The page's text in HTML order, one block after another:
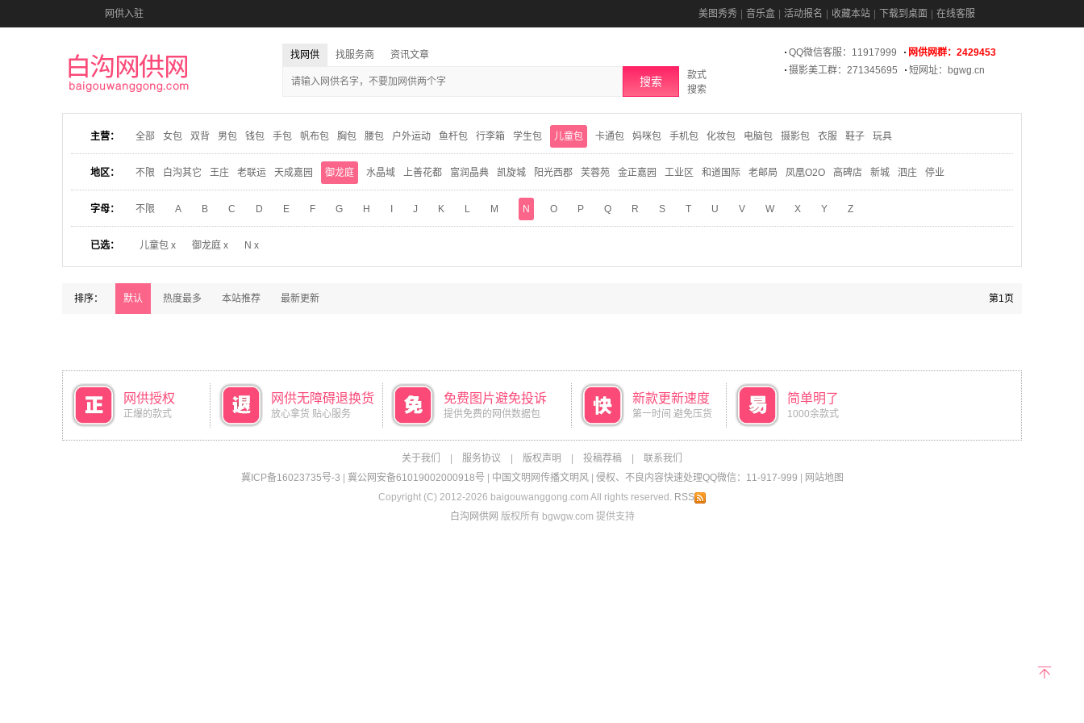
网供入驻 美图秀秀 音乐盒 活动报名 收藏本站 下载到桌面 在线客服
找网供 找服务商 资讯文章
搜索
款式
搜索
QQ微信客服：11917999
网供网群：2429453
摄影美工群：271345695
短网址：bgwg.cn
主营： 全部 女包 双背 男包 钱包 手包 帆布包 胸包 腰包 户外运动 鱼杆包 行李箱 学生包 儿童包 卡通包 妈咪包 手机包 化妆包 电脑包 摄影包 衣服 鞋子 玩具
地区： 不限 白沟其它 王庄 老联运 天成嘉园 御龙庭 水晶域 上善花都 富润晶典 凯旋城 阳光西郡 芙蓉苑 金正嘉园 工业区 和道国际 老邮局 凤凰O2O 高碑店 新城 泗庄 停业
字母： 不限 A B C D E F G H J K L M N O P Q R S T U V W X Y Z
已选： 儿童包 x 御龙庭 x N x
排序： 默认 热度最多 本站推荐 最新更新 第1页
网供授权
正爆的款式
网供无障碍退换货
放心拿货 贴心服务
免费图片避免投诉
提供免费的网供数据包
新款更新速度
第一时间 避免压货
简单明了
1000余款式
关于我们 服务协议 版权声明 投稿荐稿
联系我们
冀ICP备16023735号-3
冀公网安备61019002000918号 中国文明网传播文明风| 侵权、不良内容快速处理QQ微信：11-917-999
网站地图
Copyright (C) 2012-2026 baigouwanggong.com All rights reserved. RSS
白沟网供网 版权所有 bgwgw.com 提供支持